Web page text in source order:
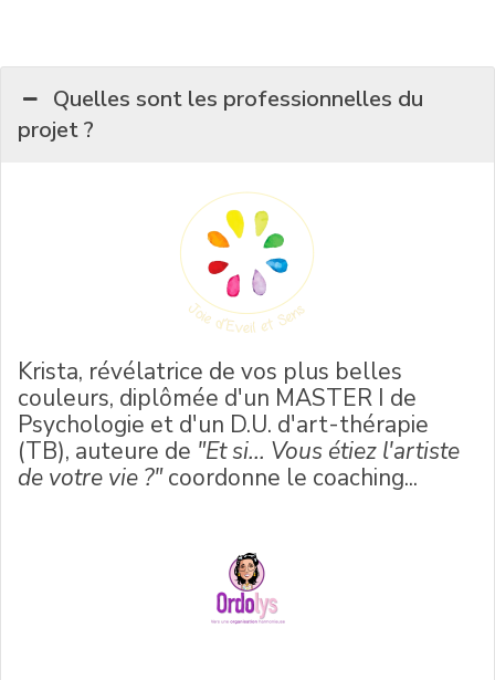
Quelles sont les professionnelles du
projet ?
Krista, révélatrice de vos plus belles
couleurs, diplômée d'un MASTER I de
Psychologie et d'un D.U. d'art-thérapie
(TB), auteure de "Et si... Vous étiez l'artiste
de votre vie ?"coordonne le coaching...